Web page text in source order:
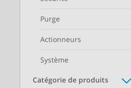
Purge
Actionneurs
Système
Catégorie de produits